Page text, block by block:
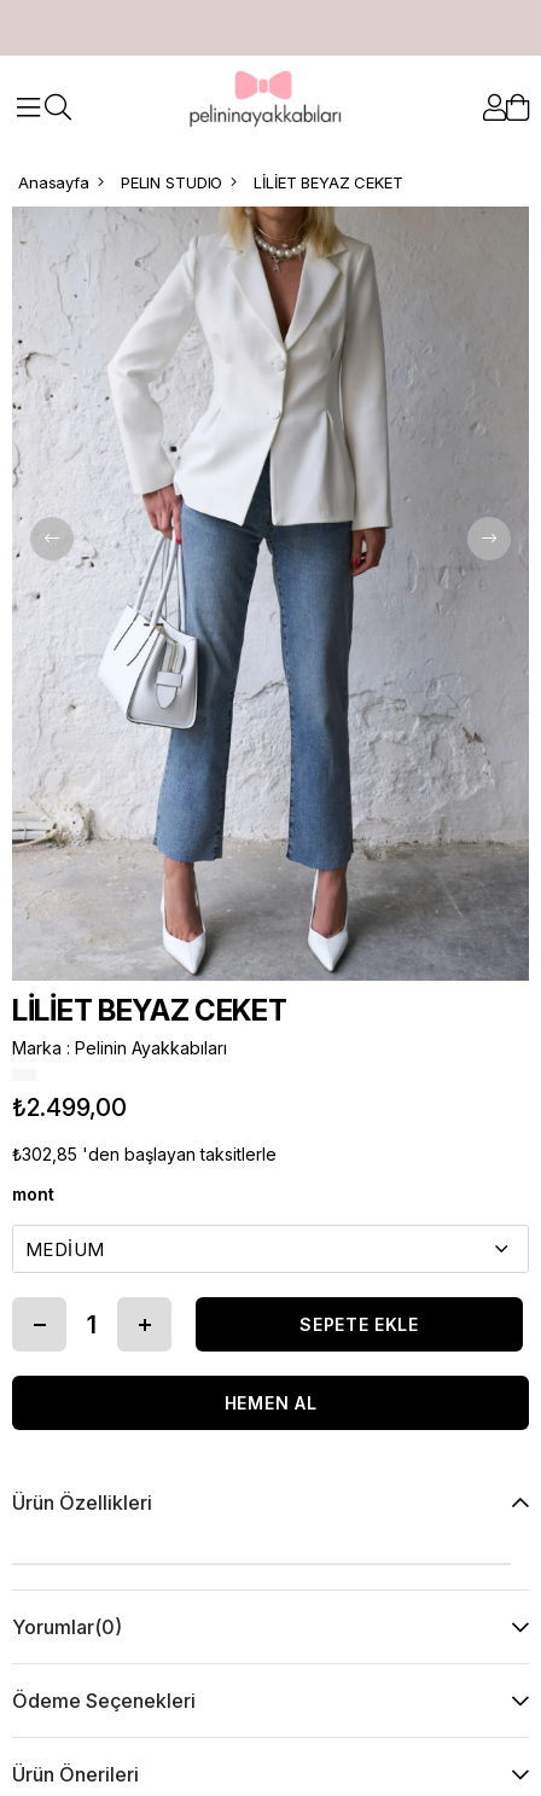
Anasayfa PELIN STUDIO LİLİET BEYAZ CEKET
LİLİET BEYAZ CEKET
Marka : Pelinin Ayakkabıları
₺2.499,00
₺302,85 'den başlayan taksitlerle
mont
Ürün Özellikleri
Yorumlar(0)
Ödeme Seçenekleri
Ürün Önerileri